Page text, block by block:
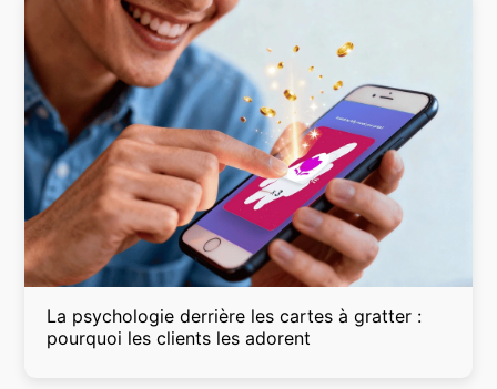
La psychologie derrière les cartes à gratter :
pourquoi les clients les adorent